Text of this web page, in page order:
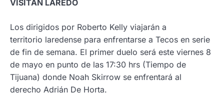
VISITAN LAREDO
Los dirigidos por Roberto Kelly viajarán a
territorio laredense para enfrentarse a Tecos en serie
de fin de semana. El primer duelo será este viernes 8
de mayo en punto de las 17:30 hrs (Tiempo de
Tijuana) donde Noah Skirrow se enfrentará al
derecho Adrián De Horta.